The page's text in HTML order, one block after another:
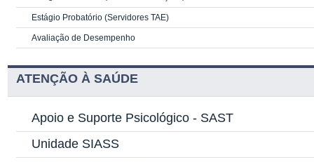
Estágio Probatório (Servidores TAE)
Avaliação de Desempenho
ATENÇÃO À SAÚDE
Apoio e Suporte Psicológico - SAST
Unidade SIASS